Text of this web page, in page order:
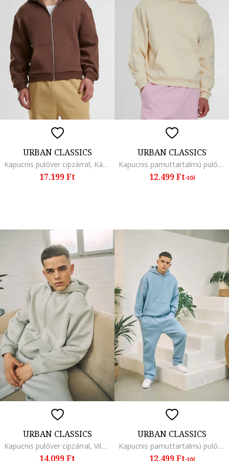
URBAN CLASSICS
Kapucnis pulóver cipzárral, Kávébarna
17.199 Ft
URBAN CLASSICS
Kapucnis pamuttartalmú pulóver kenguruzsebbel
12.499 Ft-tól
URBAN CLASSICS
Kapucnis pulóver cipzárral, Világosszürke
14.099 Ft
URBAN CLASSICS
Kapucnis pamuttartalmú pulóver kenguruzsebbel
12.499 Ft